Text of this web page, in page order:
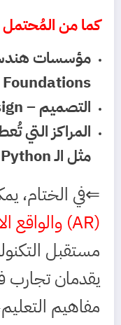
كما من المُحتمل
التصميم – Design
المراكز التي
مثل الـ Python والـ Java.
⇐في الختام،
(AR) والواقع الافتراضي (VR)
مستقبل
يقدمان تجارب
مفاهيم